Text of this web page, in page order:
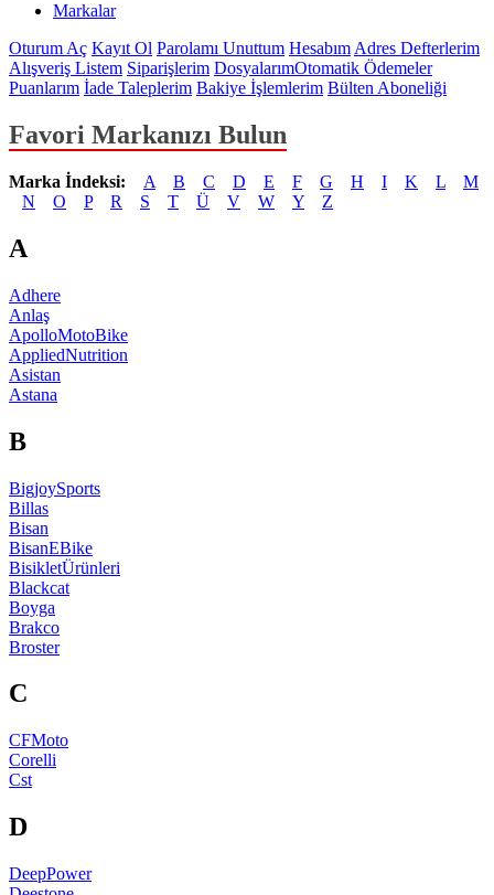
Markalar
Oturum Aç Kayıt Ol Parolamı Unuttum Hesabım Adres Defterlerim
Alışveriş Listem Siparişlerim DosyalarımOtomatik Ödemeler
Puanlarım İade Taleplerim Bakiye İşlemlerim Bülten Aboneliği
Favori Markanızı Bulun
Marka İndeksi: A B C D E F G H I K L
M
N
O P R S T Ü V W Y Z
A
Adhere
Anlaş
ApolloMotoBike
AppliedNutrition
Asistan
Astana
B
BigjoySports
Billas
Bisan
BisanEBike
BisikletÜrünleri
Blackcat
Boyga
Brakco
Broster
C
CFMoto
Corelli
Cst
D
DeepPower